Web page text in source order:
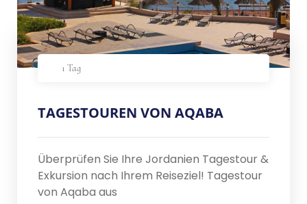
1 Tag
TAGESTOUREN VON AQABA
Überprüfen Sie Ihre Jordanien Tagestour &
Exkursion nach Ihrem Reiseziel! Tagestour
von Aqaba aus